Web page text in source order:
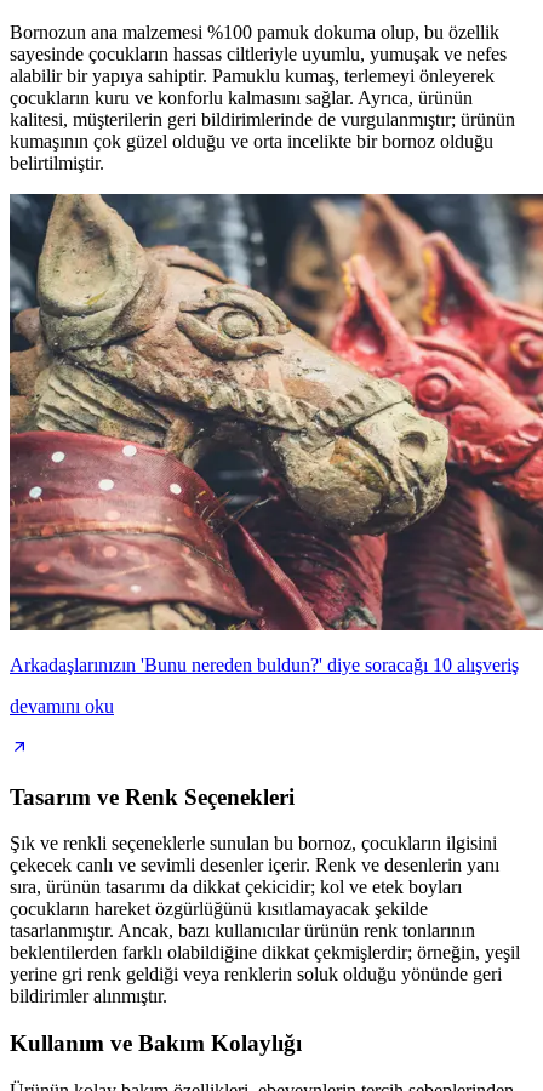
Bornozun ana malzemesi %100 pamuk dokuma olup, bu özellik
sayesinde çocukların hassas ciltleriyle uyumlu, yumuşak ve nefes
alabilir bir yapıya sahiptir. Pamuklu kumaş, terlemeyi önleyerek
çocukların kuru ve konforlu kalmasını sağlar. Ayrıca, ürünün
kalitesi, müşterilerin geri bildirimlerinde de vurgulanmıştır; ürünün
kumaşının çok güzel olduğu ve orta incelikte bir bornoz olduğu
belirtilmiştir.
Arkadaşlarınızın 'Bunu nereden buldun?' diye soracağı 10 alışveriş
devamını oku
Tasarım ve Renk Seçenekleri
Şık ve renkli seçeneklerle sunulan bu bornoz, çocukların ilgisini
çekecek canlı ve sevimli desenler içerir. Renk ve desenlerin yanı
sıra, ürünün tasarımı da dikkat çekicidir; kol ve etek boyları
çocukların hareket özgürlüğünü kısıtlamayacak şekilde
tasarlanmıştır. Ancak, bazı kullanıcılar ürünün renk tonlarının
beklentilerden farklı olabildiğine dikkat çekmişlerdir; örneğin, yeşil
yerine gri renk geldiği veya renklerin soluk olduğu yönünde geri
bildirimler alınmıştır.
Kullanım ve Bakım Kolaylığı